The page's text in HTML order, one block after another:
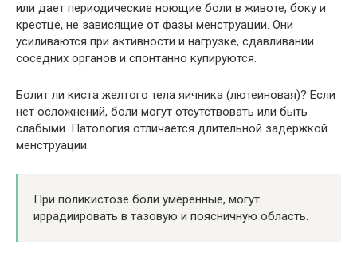
или дает периодические ноющие боли в животе, боку и
крестце, не зависящие от фазы менструации. Они
усиливаются при активности и нагрузке, сдавливании
соседних органов и спонтанно купируются.
Болит ли киста желтого тела яичника (лютеиновая)? Если
нет осложнений, боли могут отсутствовать или быть
слабыми. Патология отличается длительной задержкой
менструации.
При поликистозе боли умеренные, могут
иррадиировать в тазовую и поясничную область.